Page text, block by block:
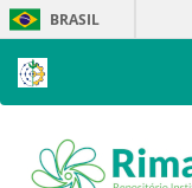
Skip
navigation
BRASIL